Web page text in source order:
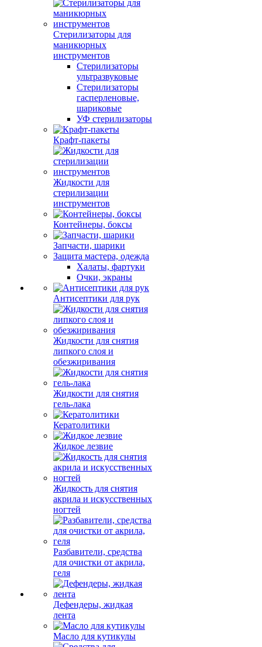
Стерилизаторы для
маникюрных
инструментов
Стерилизаторы
ультразвуковые
Стерилизаторы
гасперленовые,
шариковые
УФ стерилизаторы
Крафт-пакеты
Жидкости для
стерилизации
инструментов
Контейнеры, боксы
Запчасти, шарики
Защита мастера, одежда
Халаты, фартуки
Очки, экраны
Антисептики для рук
Жидкости для снятия
липкого слоя и
обезжиривания
Жидкости для снятия
гель-лака
Кератолитики
Жидкое лезвие
Жидкость для снятия
акрила и искусственных
ногтей
Разбавители, средства
для очистки от акрила,
геля
Дефендеры, жидкая
лента
Масло для кутикулы